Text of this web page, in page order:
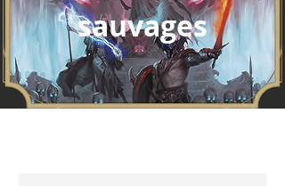
sauvages